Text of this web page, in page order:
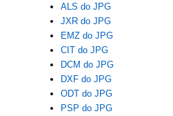
ALS do JPG
JXR do JPG
EMZ do JPG
CIT do JPG
DCM do JPG
DXF do JPG
ODT do JPG
PSP do JPG